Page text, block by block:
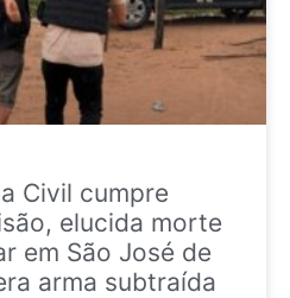
Civil cumpre
elucida morte
em São José de
arma subtraída